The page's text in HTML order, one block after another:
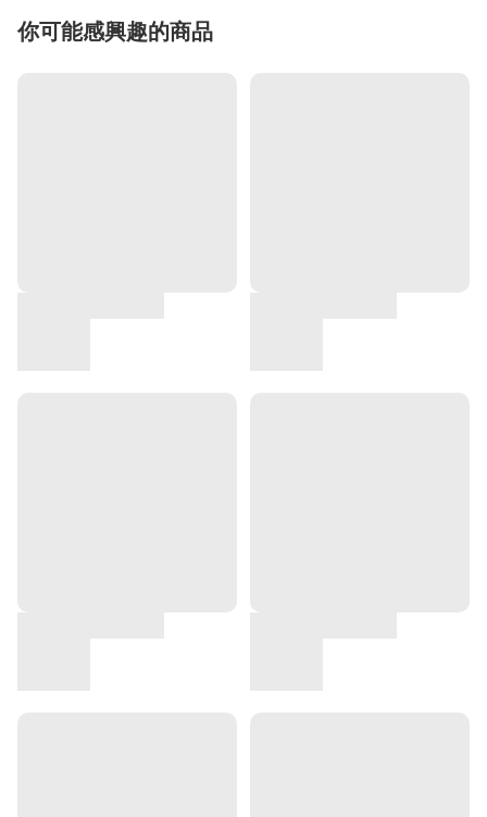
你可能感興趣的商品